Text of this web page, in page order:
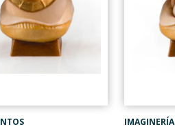
IMAGINERÍA